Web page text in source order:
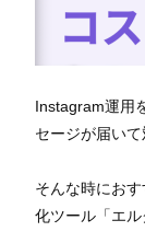
Instagram運用
セージが届い
そんな時にお
化ツール「エル